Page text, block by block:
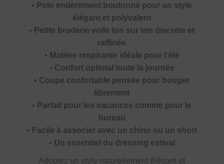
• Polo entièrement boutonné pour un style
élégant et polyvalent
• Petite broderie voile ton sur ton discrète et
raffinée
• Matière respirante idéale pour l’été
• Confort optimal toute la journée
• Coupe confortable pensée pour bouger
librement
• Parfait pour les vacances comme pour le
bureau
• Facile à associer avec un chino ou un short
• Un essentiel du dressing estival
Adoptez un style naturellement élégant et